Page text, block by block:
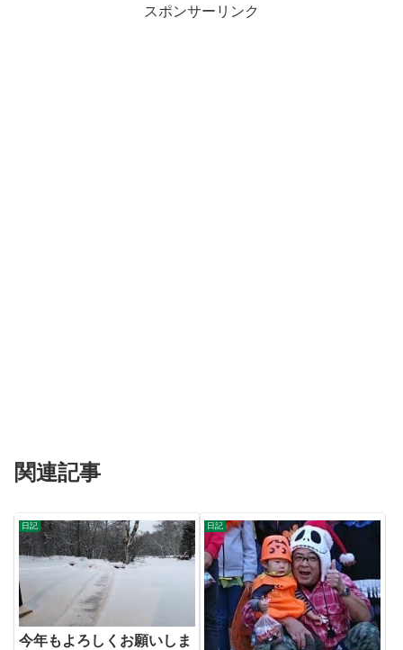
スポンサーリンク
関連記事
日記
今年もよろしくお願いしま
日記